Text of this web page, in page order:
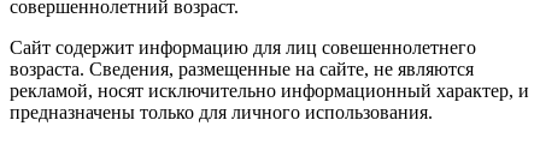
совершеннолетний возраст.
Сайт содержит информацию для лиц совешеннолетнего
возраста. Сведения, размещенные на сайте, не являются
рекламой, носят исключительно информационный характер, и
предназначены только для личного использования.